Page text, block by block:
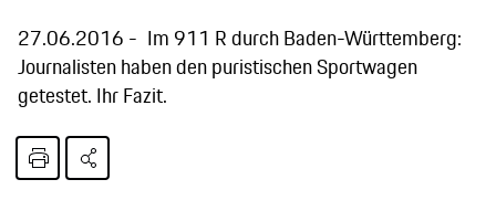
27.06.2016
Im 911 R durch Baden-Württemberg:
Journalisten haben den puristischen Sportwagen
getestet. Ihr Fazit.